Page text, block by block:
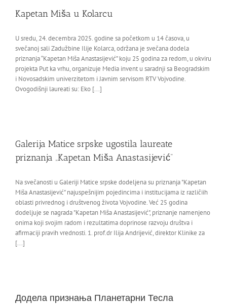
Kapetan Miša u Kolarcu
U sredu, 24. decembra 2025. godine sa početkom u 14 časova, u
svečanoj sali Zadužbine Ilije Kolarca, održana je svečana dodela
priznanja “Kapetan Miša Anastasijević” koju 25 godina za redom, u okviru
projekta Put ka vrhu, organizuje Media invent u saradnji sa Beogradskim
i Novosadskim univerzitetom i Javnim servisom RTV Vojvodine.
Ovogodišnji laureati su: Eko [...]
Galerija Matice srpske ugostila laureate
priznanja „Kapetan Miša Anastasijević“
Na svečanosti u Galeriji Matice srpske dodeljena su priznanja "Kapetan
Miša Anastasijević" najuspešnijim pojedincima i institucijama iz različiih
oblasti privrednog i društvenog života Vojvodine. Već 25 godina
dodeljuje se nagrada "Kapetan Miša Anastasijević", priznanje namenjeno
onima koji svojim radom i rezultatima doprinose razvoju društva i
afirmaciji pravih vrednosti. 1. prof.dr Ilija Andrijević, direktor Klinike za
[...]
Додела признања Планетарни Тесла